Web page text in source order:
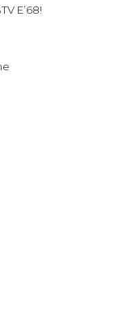
E’68!